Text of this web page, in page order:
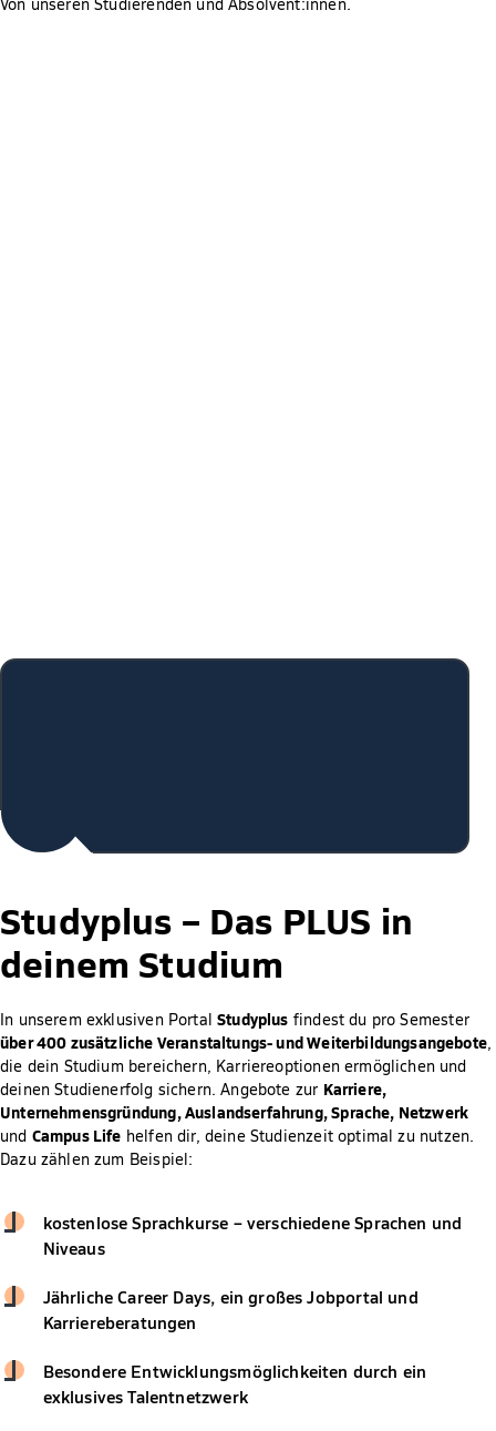
Studyplus – Das PLUS in
deinem Studium
In unserem exklusiven PortalStudyplus findest du pro Semester
über 400 zusätzliche Veranstaltungs- und Weiterbildungsangebote,
die dein Studium bereichern, Karriereoptionen ermöglichen und
deinen Studienerfolg sichern. Angebote zur Karriere,
Unternehmensgründung, Auslandserfahrung, Sprache, Netzwerk
und Campus Life helfen dir, deine Studienzeit optimal zu nutzen.
Dazu zählen zum Beispiel:
kostenlose Sprachkurse – verschiedene Sprachen und
Niveaus
Jährliche Career Days, ein großes Jobportal und
Karriereberatungen
Besondere Entwicklungsmöglichkeiten durch ein
exklusives Talentnetzwerk